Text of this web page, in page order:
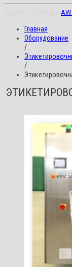
Главная
Оборудование
/
/